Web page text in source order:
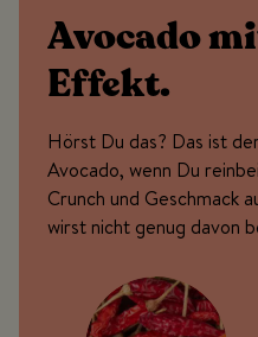
Avocado
Effekt.
Hörst Du das? Das ist
Avocado, wenn Du
Crunch und Geschmack
wirst nicht genug davon